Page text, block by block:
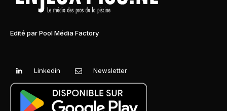
Edité par Pool Média Factory
Linkedin Newsletter